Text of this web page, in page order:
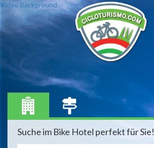
Video Background
Suche im Bike Hotel perfekt für Sie!